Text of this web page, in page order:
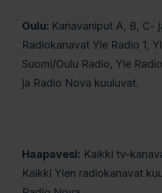
Oulu: Kanavaniput A, B, C-
Radiokanavat Yle Radio 1,
Suomi/Oulu Radio, Yle
ja Radio Nova kuuluvat.
Haapavesi: Kaikki tv-
Kaikki Ylen radiokanavat